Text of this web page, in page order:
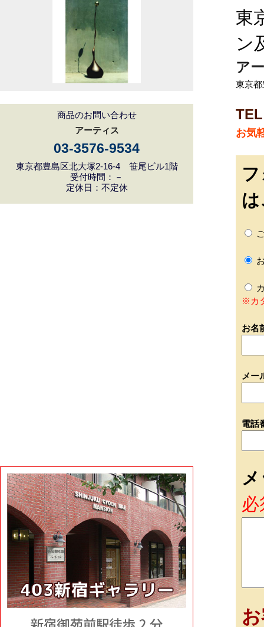
商品のお問い合わせ
アーティス
03-3576-9534
東京都豊島区北大塚2-16-4 笹尾ビル1階
受付時間：－
定休日：不定休
東
ン
ア
東京
お気
※カ
お名
メー
電話
必